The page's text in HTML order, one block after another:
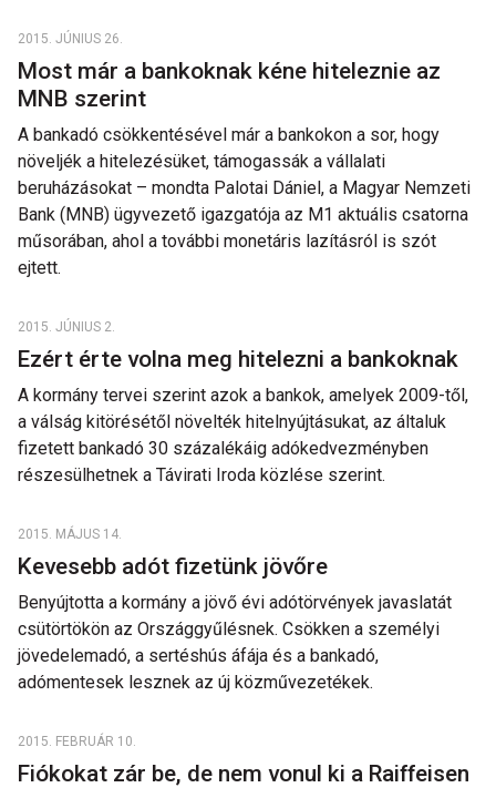
2015. JÚNIUS 26.
Most már a bankoknak kéne hiteleznie az
MNB szerint
A bankadó csökkentésével már a bankokon a sor, hogy
növeljék a hitelezésüket, támogassák a vállalati
beruházásokat – mondta Palotai Dániel, a Magyar Nemzeti
Bank (MNB) ügyvezető igazgatója az M1 aktuális csatorna
műsorában, ahol a további monetáris lazításról is szót
ejtett.
2015. JÚNIUS 2.
Ezért érte volna meg hitelezni a bankoknak
A kormány tervei szerint azok a bankok, amelyek 2009-től,
a válság kitörésétől növelték hitelnyújtásukat, az általuk
fizetett bankadó 30 százalékáig adókedvezményben
részesülhetnek a Távirati Iroda közlése szerint.
2015. MÁJUS 14.
Kevesebb adót fizetünk jövőre
Benyújtotta a kormány a jövő évi adótörvények javaslatát
csütörtökön az Országgyűlésnek. Csökken a személyi
jövedelemadó, a sertéshús áfája és a bankadó,
adómentesek lesznek az új közművezetékek.
2015. FEBRUÁR 10.
Fiókokat zár be, de nem vonul ki a Raiffeisen